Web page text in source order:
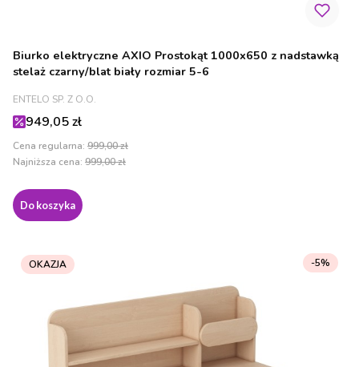
Biurko elektryczne AXIO Prostokąt 1000x650 z nadstawką
stelaż czarny/blat biały rozmiar 5-6
PRODUCENT
ENTELO SP. Z O.O.
Cena promocyjna
949,05 zł
Cena regularna: 999,00 zł
Najniższa cena: 999,00 zł
Do koszyka
OKAZJA -5%